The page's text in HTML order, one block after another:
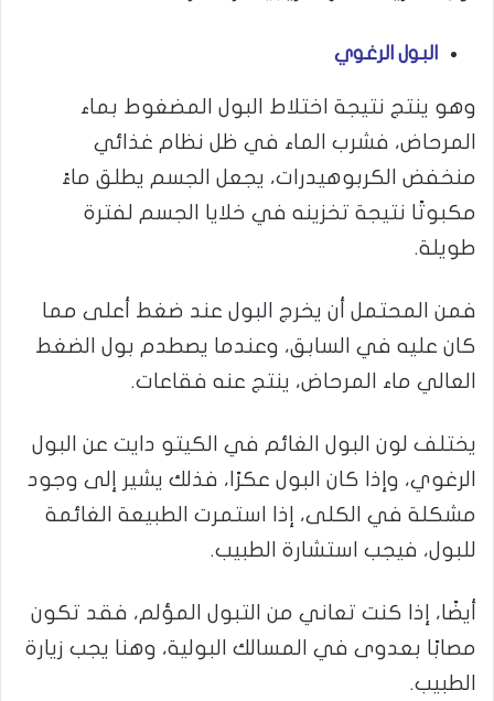
البول الرغوي
وهو ينتج نتيجة اختلاط البول المضغوط بماء
المرحاض، فشرب الماء في ظل نظام غذائي
منخفض الكربوهيدرات، يجعل الجسم يطلق ماءً
مكبوتًا نتيجة تخزينه في خلايا الجسم لفترة
طويلة.
فمن المحتمل أن يخرج البول عند ضغط أعلى مما
كان عليه في السابق، وعندما يصطدم بول الضغط
العالي ماء المرحاض، ينتج عنه فقاعات.
يختلف لون البول الغائم في الكيتو دايت عن البول
الرغوي، وإذا كان البول عكرًا، فذلك يشير إلى وجود
مشكلة في الكلى، إذا استمرت الطبيعة الغائمة
للبول، فيجب استشارة الطبيب.
أيضًا، إذا كنت تعاني من التبول المؤلم، فقد تكون
مصابًا بعدوى في المسالك البولية، وهنا يجب زيارة
الطبيب.